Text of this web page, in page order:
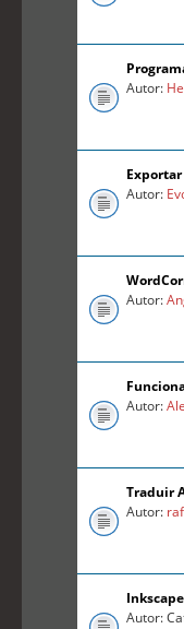
Autor:
Autor:
Autor:
Autor:
Traduir
Autor:
Autor: